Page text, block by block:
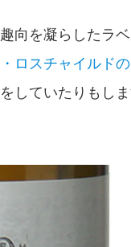
向を凝らしたラ
ロスチャイルド
していたりもしま